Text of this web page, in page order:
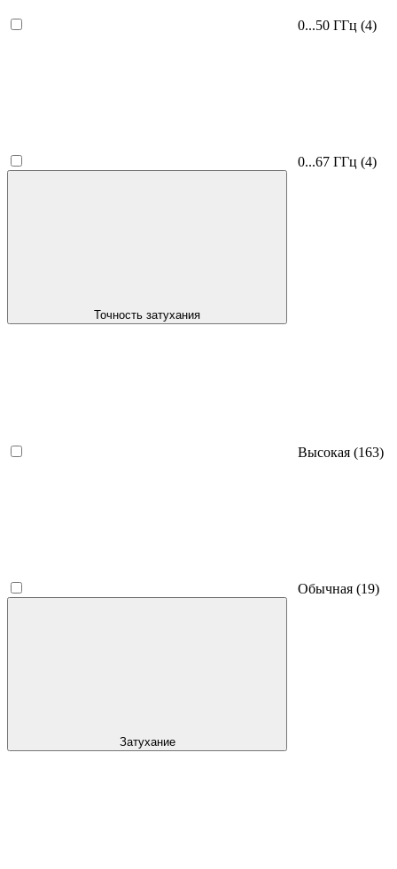
0...50 ГГц (4)
0...67 ГГц (4)
Точность затухания
Высокая (163)
Обычная (19)
Затухание